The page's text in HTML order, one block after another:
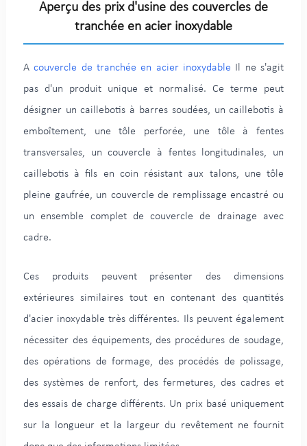
Aperçu des prix d'usine des couvercles de
tranchée en acier inoxydable
Acouvercle de tranchée en acier inoxydable Il ne s'agit
pas d'un produit unique et normalisé. Ce terme peut
désigner un caillebotis à barres soudées, un caillebotis à
emboîtement, une tôle perforée, une tôle à fentes
transversales, un couvercle à fentes longitudinales, un
caillebotis à fils en coin résistant aux talons, une tôle
pleine gaufrée, un couvercle de remplissage encastré ou
un ensemble complet de couvercle de drainage avec
cadre.
Ces produits peuvent présenter des dimensions
extérieures similaires tout en contenant des quantités
d'acier inoxydable très différentes. Ils peuvent également
nécessiter des équipements, des procédures de soudage,
des opérations de formage, des procédés de polissage,
des systèmes de renfort, des fermetures, des cadres et
des essais de charge différents. Un prix basé uniquement
sur la longueur et la largeur du revêtement ne fournit